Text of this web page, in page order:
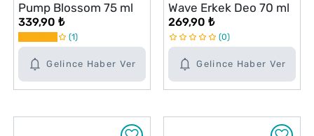
Gelince Haber Ver
Pump Blossom 75 ml
339,90 ₺
1
Gelince Haber Ver
Wave Erkek Deo 70 ml
269,90 ₺
0